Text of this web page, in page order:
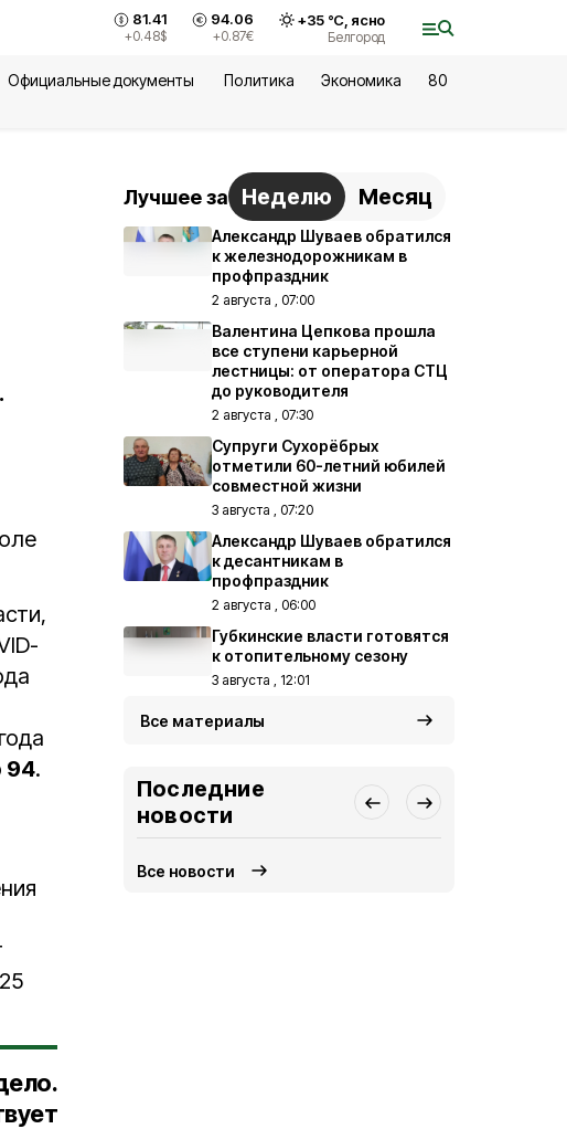
81.41
+0.48$
94.06
+0.87€
+35°С, ясно
Белгород
Официальные документы Политика Экономика
80
94.
Лучшее за Неделю Месяц
Александр Шуваев обратился
к железнодорожникам в
профпраздник
2 августа , 07:00
Валентина Цепкова прошла
все ступени карьерной
лестницы: от оператора СТЦ
до руководителя
2 августа , 07:30
Супруги Сухорёбрых
отметили 60-летний юбилей
совместной жизни
3 августа , 07:20
Александр Шуваев обратился
к десантникам в
профпраздник
2 августа , 06:00
Губкинские власти готовятся
к отопительному сезону
3 августа , 12:01
Все материалы
Последние
новости
Все новости